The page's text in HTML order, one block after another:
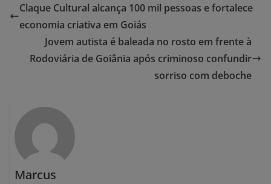
Claque Cultural alcança 100 mil pessoas e fortalece
economia criativa em Goiás
Jovem autista é baleada no rosto em frente à
Rodoviária de Goiânia após criminoso confundir
sorriso com deboche
Marcus